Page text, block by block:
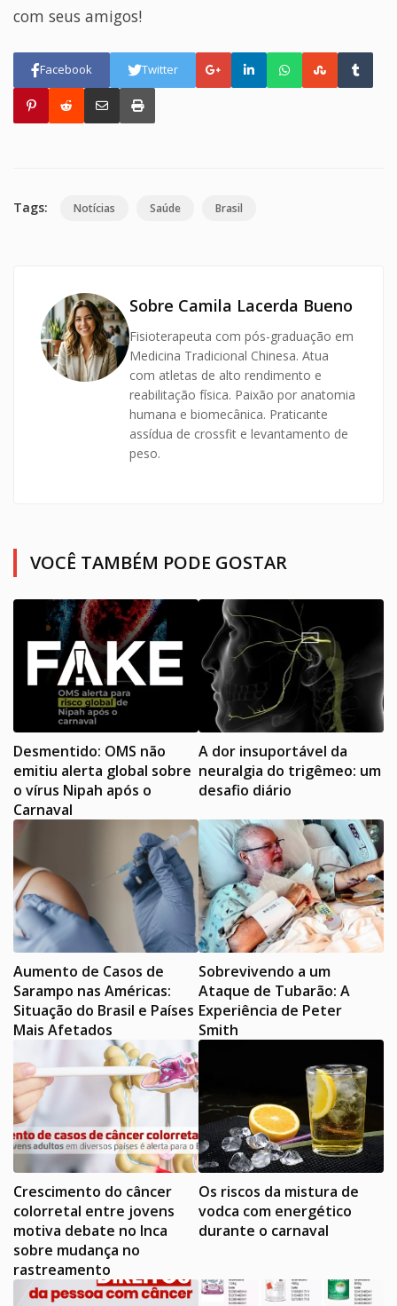
com seus amigos!
Facebook Twitter
Tags: Notícias Saúde Brasil
Sobre Camila Lacerda Bueno
Fisioterapeuta com pós-graduação em
Medicina Tradicional Chinesa. Atua
com atletas de alto rendimento e
reabilitação física. Paixão por anatomia
humana e biomecânica. Praticante
assídua de crossfit e levantamento de
peso.
VOCÊ TAMBÉM PODE GOSTAR
Desmentido: OMS não
emitiu alerta global sobre
o vírus Nipah após o
Carnaval
A dor insuportável da
neuralgia do trigêmeo: um
desafio diário
Aumento de Casos de
Sarampo nas Américas:
Situação do Brasil e Países
Mais Afetados
Sobrevivendo a um
Ataque de Tubarão: A
Experiência de Peter
Smith
Crescimento do câncer
colorretal entre jovens
motiva debate no Inca
sobre mudança no
rastreamento
Os riscos da mistura de
vodca com energético
durante o carnaval